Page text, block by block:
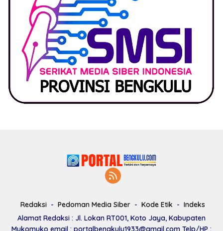
Redaksi Pedoman Media Siber Kode Etik
Indeks
Alamat Redaksi : Jl. Lokan RT001, Koto Jaya, Kabupaten